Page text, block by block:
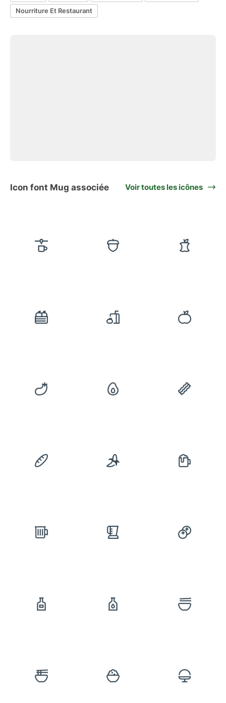
Nourriture Et Restaurant
Icon font Mug associée Voir toutes les icônes